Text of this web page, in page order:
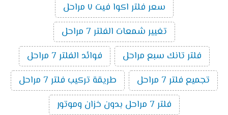
سعر فلتر اكوا فيت ٧ مراحل
تغيير شمعات الفلتر 7 مراحل
فلتر تانك سبع مراحل
فوائد الفلتر 7 مراحل
تجميع فلتر 7 مراحل
طريقة تركيب فلتر 7 مراحل
فلتر 7 مراحل بدون خزان وموتور